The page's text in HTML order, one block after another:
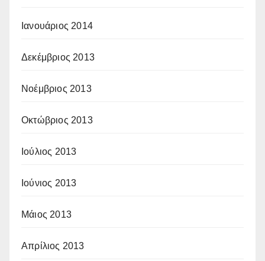
Ιανουάριος 2014
Δεκέμβριος 2013
Νοέμβριος 2013
Οκτώβριος 2013
Ιούλιος 2013
Ιούνιος 2013
Μάιος 2013
Απρίλιος 2013